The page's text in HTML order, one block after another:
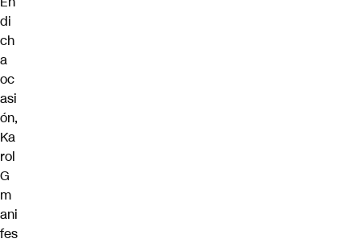
di
ch
a
oc
asi
ón,
Ka
rol
G
m
ani
fes